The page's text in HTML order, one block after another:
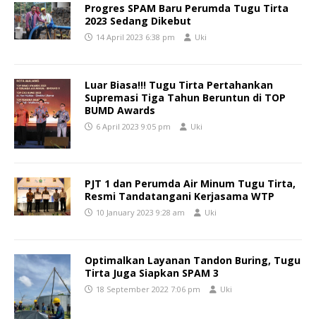
Progres SPAM Baru Perumda Tugu Tirta
2023 Sedang Dikebut
14 April 2023 6:38 pm Uki
Luar Biasa!!! Tugu Tirta Pertahankan
Supremasi Tiga Tahun Beruntun di TOP
BUMD Awards
6 April 2023 9:05 pm Uki
PJT 1 dan Perumda Air Minum Tugu Tirta,
Resmi Tandatangani Kerjasama WTP
10 January 2023 9:28 am Uki
Optimalkan Layanan Tandon Buring, Tugu
Tirta Juga Siapkan SPAM 3
18 September 2022 7:06 pm Uki